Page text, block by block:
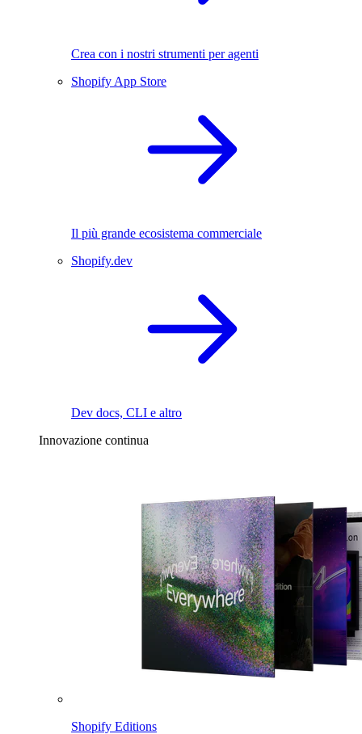
Crea con i nostri strumenti per agenti
Shopify App Store
Il più grande ecosistema commerciale
Shopify.dev
Dev docs, CLI e altro
Innovazione continua
Shopify Editions